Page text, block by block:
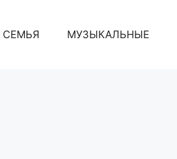
СЕМЬЯ МУЗЫКАЛЬНЫЕ